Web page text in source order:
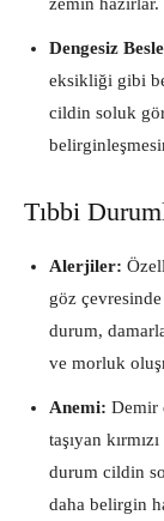
Dengesiz
eksikliği gibi
cildin soluk
Tıbbi
Alerjiler:
göz
durum,
ve morluk
Anemi: Demir
taşıyan
durum cildin
daha belirgin